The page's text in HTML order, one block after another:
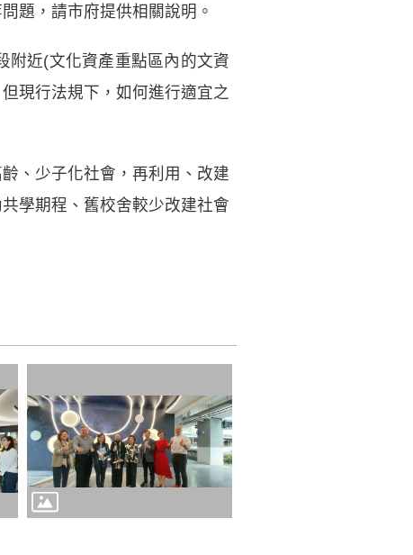
題，請市府提供相關說明。
附近(文化資產重點區內的文資
現行法規下，如何進行適宜之
、少子化社會，再利用、改建
學期程、舊校舍較少改建社會